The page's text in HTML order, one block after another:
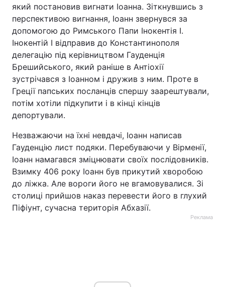
який постановив вигнати Іоанна. Зіткнувшись з
перспективою вигнання, Іоанн звернувся за
допомогою до Римського Папи Інокентія I.
Інокентій I відправив до Константинополя
делегацію під керівництвом Гауденція
Брешийського, який раніше в Антіохії
зустрічався з Іоанном і дружив з ним. Проте в
Греції папських посланців спершу заарештували,
потім хотіли підкупити і в кінці кінців
депортували.
Незважаючи на їхні невдачі, Іоанн написав
Гауденцію лист подяки. Перебуваючи у Вірменії,
Іоанн намагався зміцнювати своїх послідовників.
Взимку 406 року Іоанн був прикутий хворобою
до ліжка. Але вороги його не вгамовувалися. Зі
столиці прийшов наказ перевести його в глухий
Піфіунт, сучасна територія Абхазії.
Реклама